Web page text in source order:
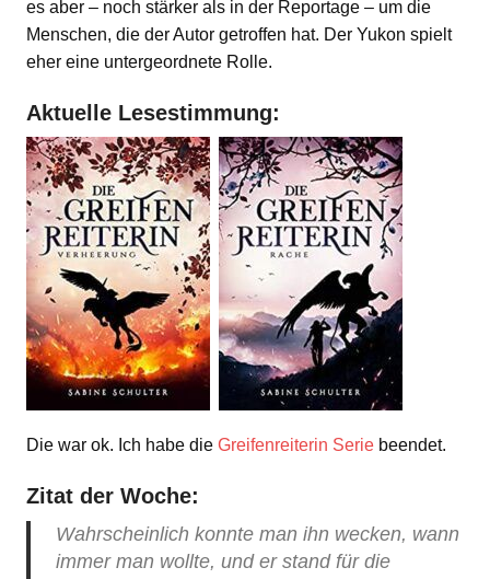
es aber – noch stärker als in der Reportage – um die
Menschen, die der Autor getroffen hat. Der Yukon spielt
eher eine untergeordnete Rolle.
Aktuelle Lesestimmung:
Die war ok. Ich habe die Greifenreiterin Serie beendet.
Zitat der Woche:
Wahrscheinlich konnte man ihn wecken, wann
immer man wollte, und er stand für die